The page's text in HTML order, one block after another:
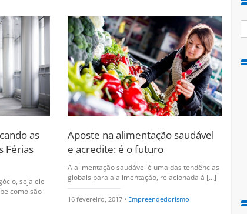
as
Férias
seja ele
como são
Aposte na alimentação saudável
e acredite: é o futuro
A alimentação saudável é uma das tendências
globais para a alimentação, relacionada à [...]
16 fevereiro, 2017 • Empreendedorismo